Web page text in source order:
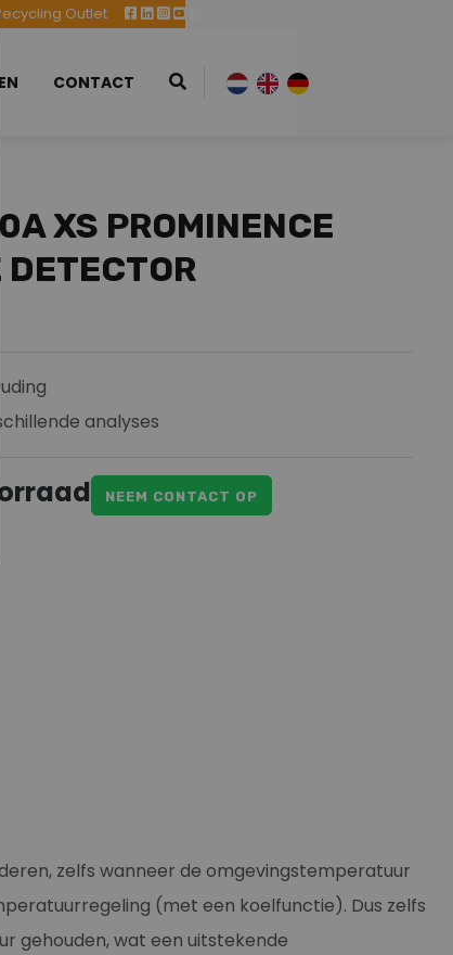
Outlet
CONTACT
XS PROMINENCE
NEEM CONTACT OP
analyses
zelfs wanneer de omgevingstemperatuur
(met een koelfunctie). Dus zelfs
gehouden, wat een uitstekende